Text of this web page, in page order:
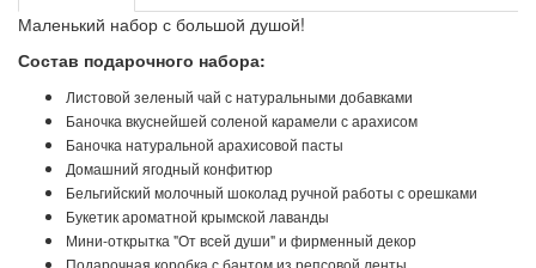
Маленький набор с большой душой!
Состав подарочного набора:
Листовой зеленый чай с натуральными добавками
Баночка вкуснейшей соленой карамели с арахисом
Баночка натуральной арахисовой пасты
Домашний ягодный конфитюр
Бельгийский молочный шоколад ручной работы с орешками
Букетик ароматной крымской лаванды
Мини-открытка "От всей души" и фирменный декор
Подарочная коробка с бантом из репсовой ленты